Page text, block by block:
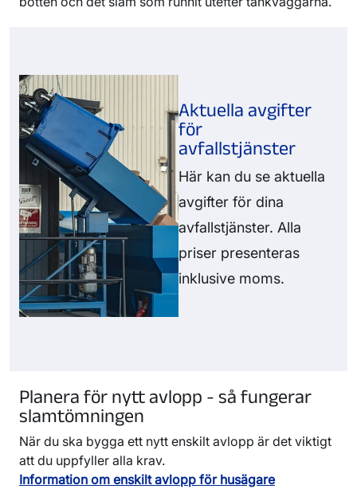
Aktuella avgifter
för
avfallstjänster
Här kan du se aktuella
avgifter för dina
avfallstjänster. Alla
priser presenteras
inklusive moms.
Planera för nytt avlopp - så fungerar
slamtömningen
När du ska bygga ett nytt enskilt avlopp är det viktigt
att du uppfyller alla krav.
Information om enskilt avlopp för husägare